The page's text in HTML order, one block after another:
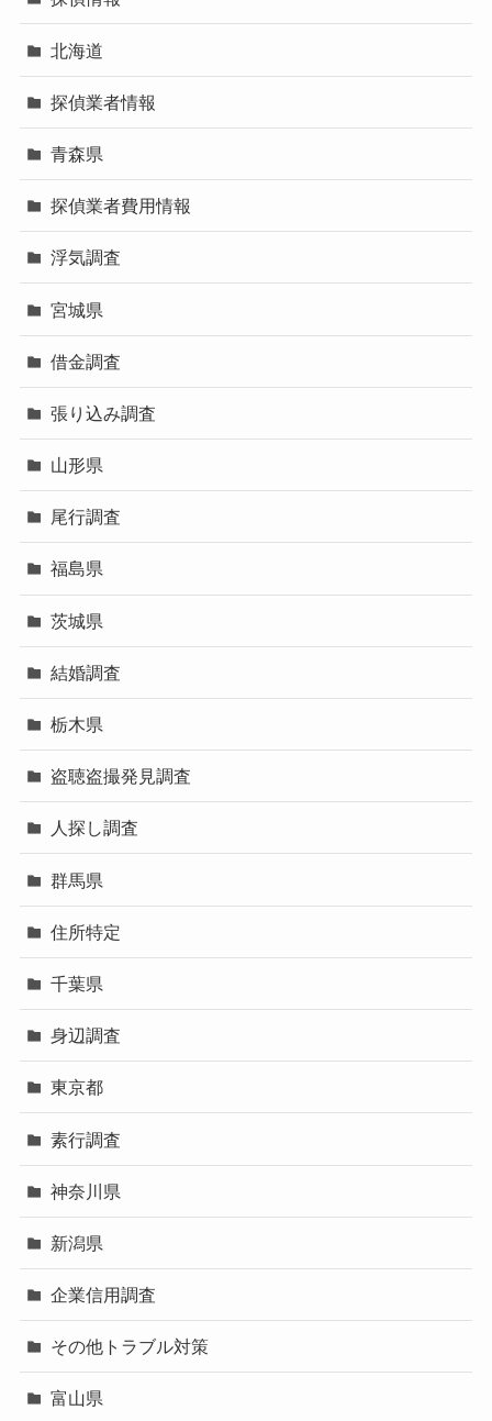
北海道
探偵業者情報
青森県
探偵業者費用情報
浮気調査
宮城県
借金調査
張り込み調査
山形県
尾行調査
福島県
茨城県
結婚調査
栃木県
盗聴盗撮発見調査
人探し調査
群馬県
住所特定
千葉県
身辺調査
東京都
素行調査
神奈川県
新潟県
企業信用調査
その他トラブル対策
富山県